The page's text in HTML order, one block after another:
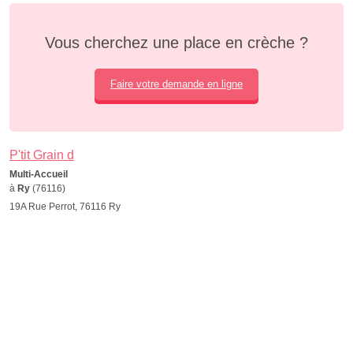
Vous cherchez une place en crèche ?
Faire votre demande en ligne
P'tit Grain d
Multi-Accueil
à Ry (76116)
19A Rue Perrot, 76116 Ry